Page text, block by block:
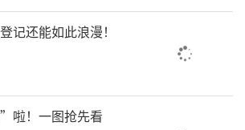
记还能如此浪漫！
啦！一图抢先看